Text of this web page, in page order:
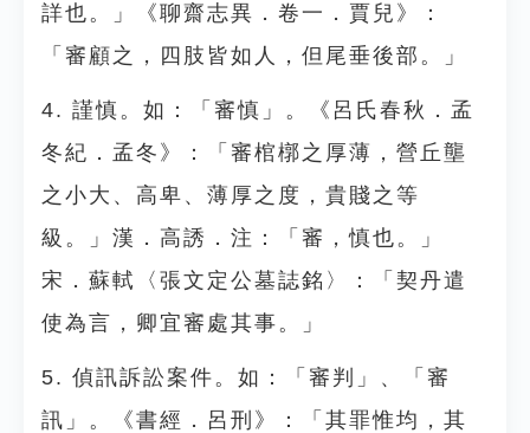
詳也。」《聊齋志異．卷一．賈兒》：
「審顧之，四肢皆如人，但尾垂後部。」
4. 謹慎。如：「審慎」。《呂氏春秋．孟
冬紀．孟冬》：「審棺槨之厚薄，營丘壟
之小大、高卑、薄厚之度，貴賤之等
級。」漢．高誘．注：「審，慎也。」
宋．蘇軾〈張文定公墓誌銘〉：「契丹遣
使為言，卿宜審處其事。」
5. 偵訊訴訟案件。如：「審判」、「審
訊」。《書經．呂刑》：「其罪惟均，其